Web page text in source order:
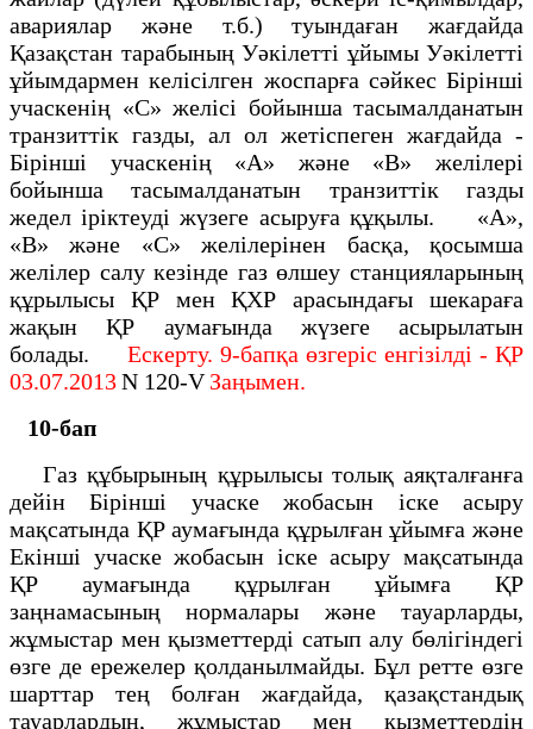
авариялар және т.б.) туындаған жағдайда
Қазақстан тарабының Уәкілетті ұйымы Уәкілетті
ұйымдармен келісілген жоспарға сәйкес Бірінші
учаскенің «С» желісі бойынша тасымалданатын
транзиттік газды, ал ол жетіспеген жағдайда -
Бірінші учаскенің «А» және «В» желілері
бойынша тасымалданатын транзиттік газды
жедел іріктеуді жүзеге асыруға құқылы. «А»,
«В» және «С» желілерінен басқа, қосымша
желілер салу кезінде газ өлшеу станцияларының
құрылысы ҚР мен ҚХР арасындағы шекараға
жақын ҚР аумағында жүзеге асырылатын
болады. Ескерту. 9-бапқа өзгеріс енгізілді - ҚР
03.07.2013N 120-VЗаңымен.
10-бап
Газ құбырының құрылысы толық аяқталғанға
дейін Бірінші учаске жобасын іске асыру
мақсатында ҚР аумағында құрылған ұйымға және
Екінші учаске жобасын іске асыру мақсатында
ҚР аумағында құрылған ұйымға ҚР
заңнамасының нормалары және тауарларды,
жұмыстар мен қызметтерді сатып алу бөлігіндегі
өзге де ережелер қолданылмайды. Бұл ретте өзге
шарттар тең болған жағдайда, қазақстандық
тауарлардың, жұмыстар мен қызметтердің